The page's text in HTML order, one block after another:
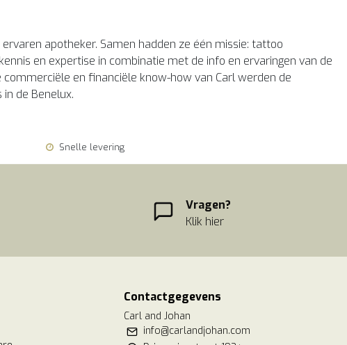
apotheker. Samen hadden ze één missie: tattoo
en expertise in combinatie met de info en ervaringen van de
en financiële know-how van Carl werden de
de Benelux.
Snelle levering
Vragen?
Klik hier
Contactgegevens
Carl and Johan
info@carlandjohan.com